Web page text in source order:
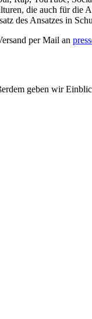
die auch für die
des Ansatzes in
per Mail an
geben wir